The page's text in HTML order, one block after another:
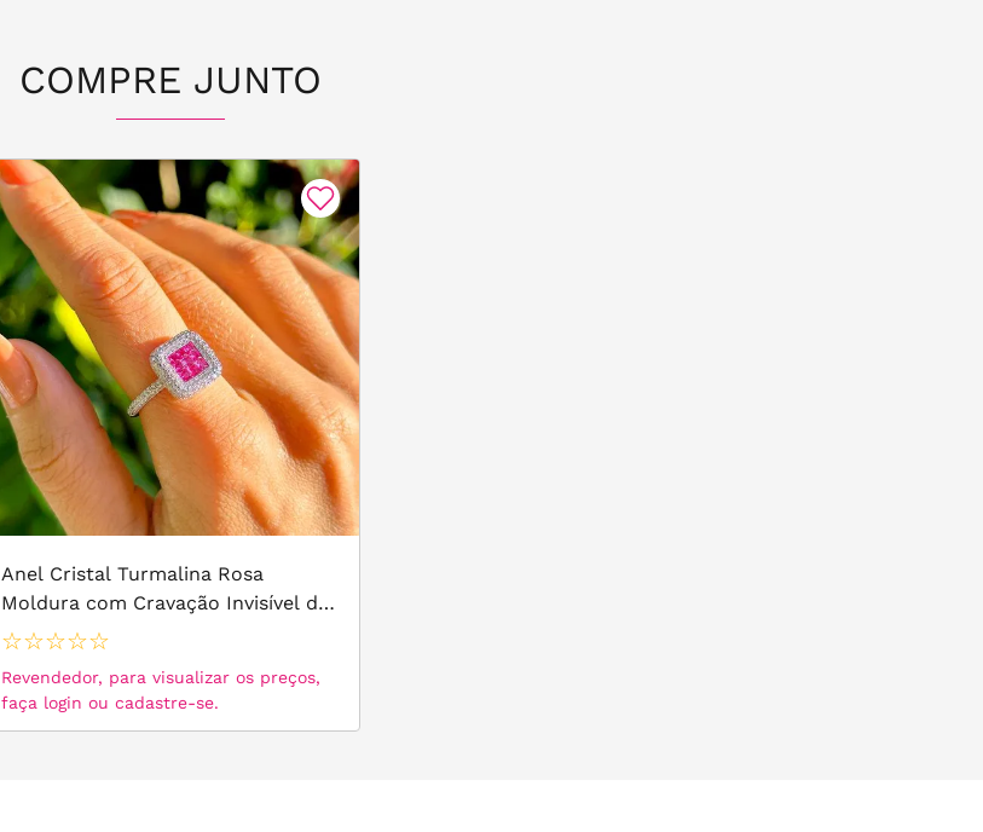
COMPRE JUNTO
Anel Cristal Turmalina Rosa
Moldura com Cravação Invisível de
Zircônias Brancas Banho de Ródio
☆☆☆☆☆
Revendedor, para visualizar os preços,
faça login ou cadastre-se.